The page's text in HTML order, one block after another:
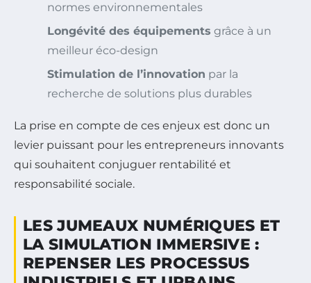
normes environnementales
Longévité des équipements grâce à un
meilleur éco-design
Stimulation de l’innovation par la
recherche de solutions plus durables
La prise en compte de ces enjeux est donc un
levier puissant pour les entrepreneurs innovants
qui souhaitent conjuguer rentabilité et
responsabilité sociale.
LES JUMEAUX NUMÉRIQUES ET
LA SIMULATION IMMERSIVE :
REPENSER LES PROCESSUS